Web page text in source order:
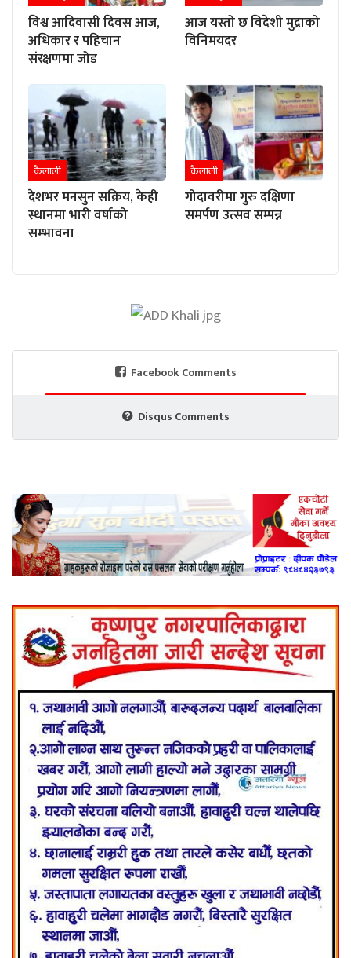
विश्व आदिवासी दिवस आज,
अधिकार र पहिचान
संरक्षणमा जोड
आज यस्तो छ विदेशी मुद्राको
विनिमयदर
कैलाली
देशभर मनसुन सक्रिय, केही
स्थानमा भारी वर्षाको
सम्भावना
कैलाली
गोदावरीमा गुरु दक्षिणा
समर्पण उत्सव सम्पन्न
Facebook Comments
Disqus Comments